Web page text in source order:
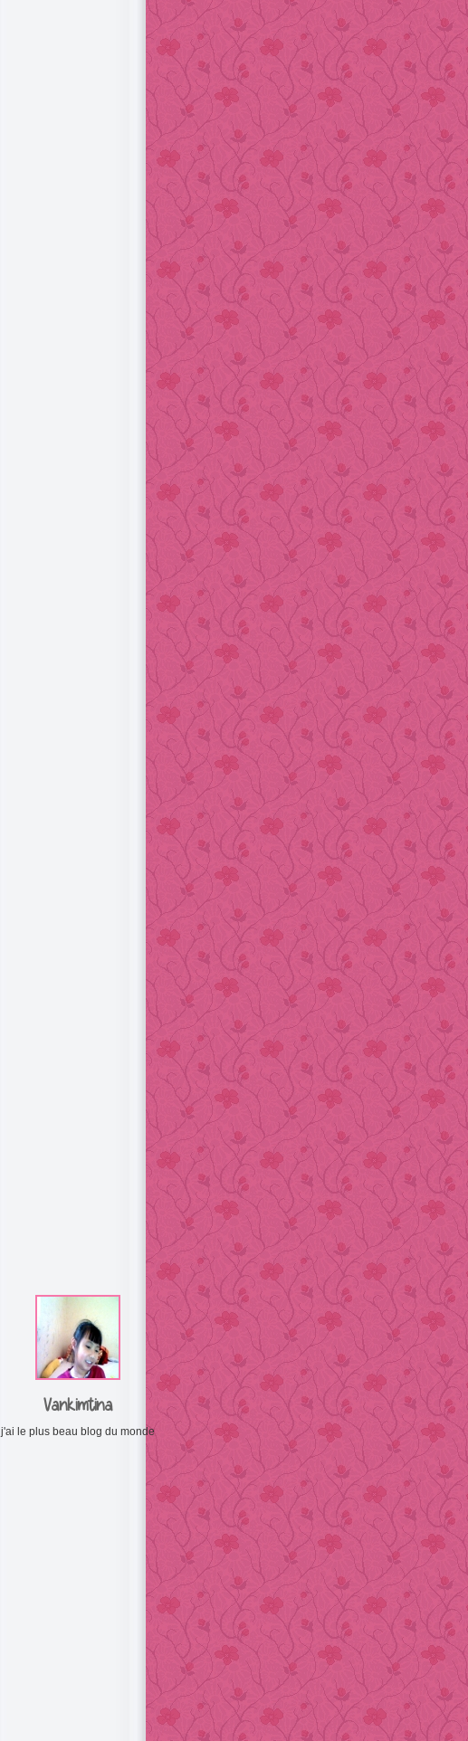
Vankimtina
j'ai le plus beau blog du monde